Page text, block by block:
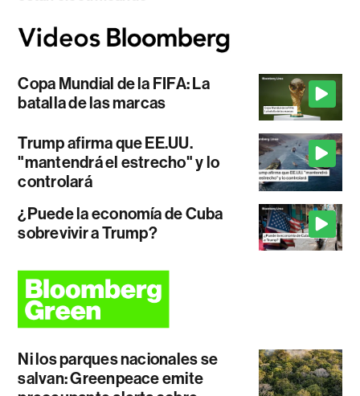
Copa Mundial de la FIFA: La
batalla de las marcas
Trump afirma que EE.UU.
"mantendrá el estrecho" y lo
controlará
¿Puede la economía de Cuba
sobrevivir a Trump?
Ni los parques nacionales se
salvan: Greenpeace emite